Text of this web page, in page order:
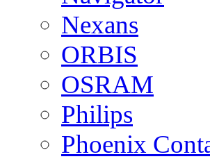
Nexans
ORBIS
OSRAM
Philips
Phoenix